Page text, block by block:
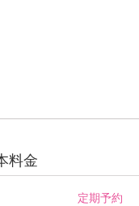
料金
定期予約